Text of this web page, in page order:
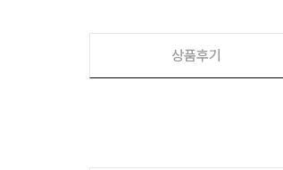
상품후기